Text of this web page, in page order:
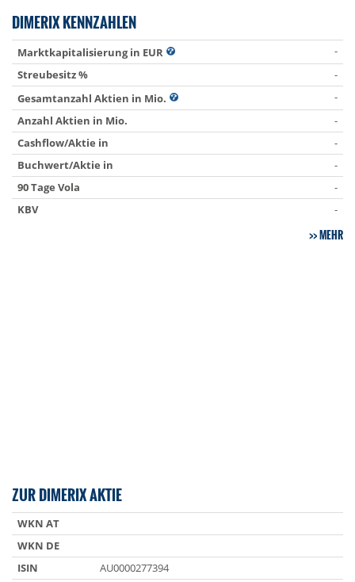
DIMERIX KENNZAHLEN
Marktkapitalisierung in EUR
-
Streubesitz %
-
Gesamtanzahl Aktien in Mio.
-
Anzahl Aktien in Mio.
-
Cashflow/Aktie in
-
Buchwert/Aktie in
-
90 Tage Vola
-
KBV
-
MEHR
ZUR DIMERIX AKTIE
WKN AT
WKN DE
ISIN
AU0000277394